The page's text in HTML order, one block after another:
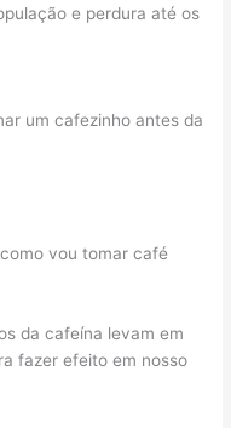
e perdura até os
um cafezinho antes da
vou tomar café
da cafeína levam em
fazer efeito em nosso